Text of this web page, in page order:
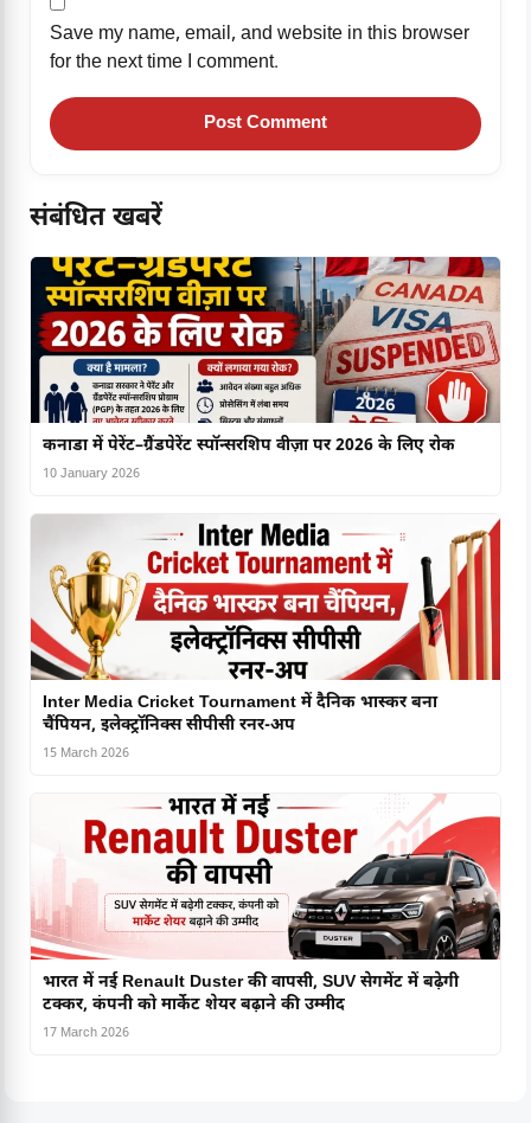
Save my name, email, and website in this browser
for the next time I comment.
संबंधित खबरें
कनाडा में पेरेंट–ग्रैंडपेरेंट स्पॉन्सरशिप वीज़ा पर 2026 के लिए रोक
10 January 2026
Inter Media Cricket Tournament में दैनिक भास्कर बना
चैंपियन, इलेक्ट्रॉनिक्स सीपीसी रनर-अप
15 March 2026
भारत में नई Renault Duster की वापसी, SUV सेगमेंट में बढ़ेगी
टक्कर, कंपनी को मार्केट शेयर बढ़ाने की उम्मीद
17 March 2026